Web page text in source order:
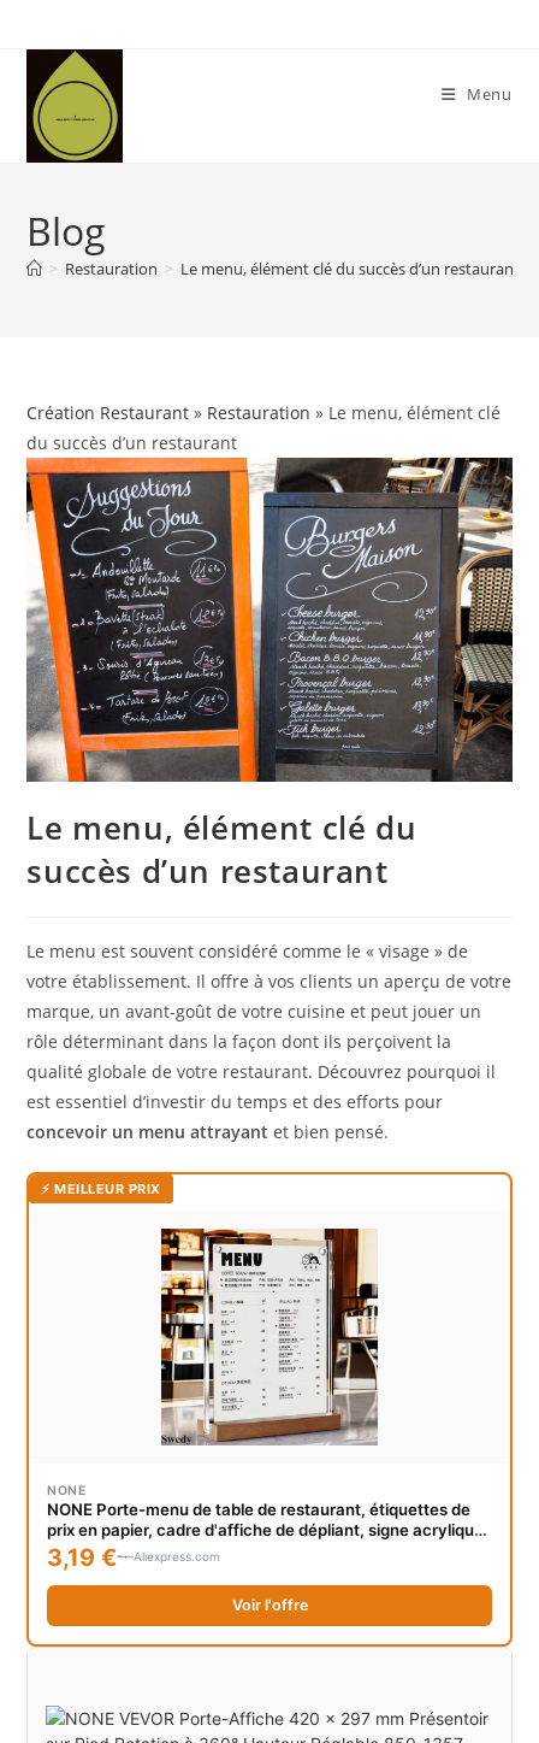
content
Menu
Blog
> Restauration > Le menu, élément clé du succès d’un restaurant
Création Restaurant » Restauration » Le menu, élément clé
du succès d’un restaurant
Le menu, élément clé du
succès d’un restaurant
Le menu est souvent considéré comme le « visage » de
votre établissement. Il offre à vos clients un aperçu de votre
marque, un avant-goût de votre cuisine et peut jouer un
rôle déterminant dans la façon dont ils perçoivent la
qualité globale de votre restaurant. Découvrez pourquoi il
est essentiel d’investir du temps et des efforts pour
concevoir un menu attrayant et bien pensé.
⚡ MEILLEUR PRIX
NONE
NONE Porte-menu de table de restaurant, étiquettes de
prix en papier, cadre d'affiche de dépliant, signe acrylique
magnétique, porte-notes, présentoir, A5, 148x210mm
3,19 € Aliexpress.com
Voir l'offre